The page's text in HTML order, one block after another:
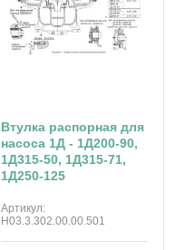
Втулка распорная для
насоса 1Д - 1Д200-90,
1Д315-50, 1Д315-71,
1Д250-125
Артикул:
Н03.3.302.00.00.501